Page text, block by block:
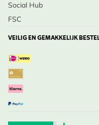
Social Hub
FSC
VEILIG EN GEMAKKELIJK